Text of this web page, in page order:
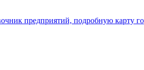
предприятий, подробную карту